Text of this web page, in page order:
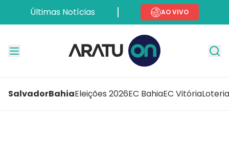
Últimas Notícias AO VIVO
SalvadorBahiaEleições 2026EC BahiaEC Vitória